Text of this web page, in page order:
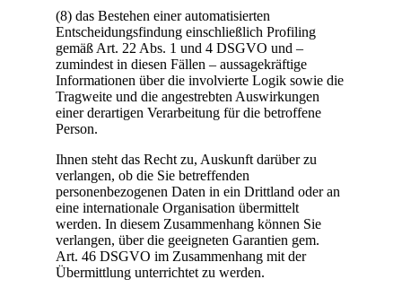
(8) das Bestehen einer automatisierten
Entscheidungsfindung einschließlich Profiling
gemäß Art. 22 Abs. 1 und 4 DSGVO und –
zumindest in diesen Fällen – aussagekräftige
Informationen über die involvierte Logik sowie die
Tragweite und die angestrebten Auswirkungen
einer derartigen Verarbeitung für die betroffene
Person.
Ihnen steht das Recht zu, Auskunft darüber zu
verlangen, ob die Sie betreffenden
personenbezogenen Daten in ein Drittland oder an
eine internationale Organisation übermittelt
werden. In diesem Zusammenhang können Sie
verlangen, über die geeigneten Garantien gem.
Art. 46 DSGVO im Zusammenhang mit der
Übermittlung unterrichtet zu werden.